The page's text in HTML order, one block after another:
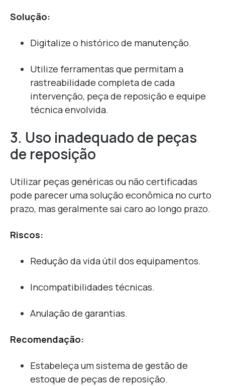
Solução:
Digitalize o histórico de manutenção.
Utilize ferramentas que permitam a
rastreabilidade completa de cada
intervenção, peça de reposição e equipe
técnica envolvida.
3. Uso inadequado de peças
de reposição
Utilizar peças genéricas ou não certificadas
pode parecer uma solução econômica no curto
prazo, mas geralmente sai caro ao longo prazo.
Riscos:
Redução da vida útil dos equipamentos.
Incompatibilidades técnicas.
Anulação de garantias.
Recomendação:
Estabeleça um sistema de gestão de
estoque de peças de reposição.